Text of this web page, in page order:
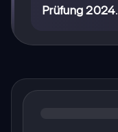
Prüfung 2024.